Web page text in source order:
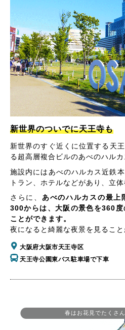
新世界のついでに天王寺も
新世界のすぐ近くに位置する天
る超高層複合ビルのあべのハルカ
施設内にはあべのハルカス近鉄
トラン、ホテルなどがあり、立
さらに、 あべのハルカスの最上
300からは、大阪の景色を360
ことができます。
夜になると綺麗な夜景を見ること
大阪府大阪市天王寺区
天王寺公園東バス駐車場で下車
春はお花見でたくさ